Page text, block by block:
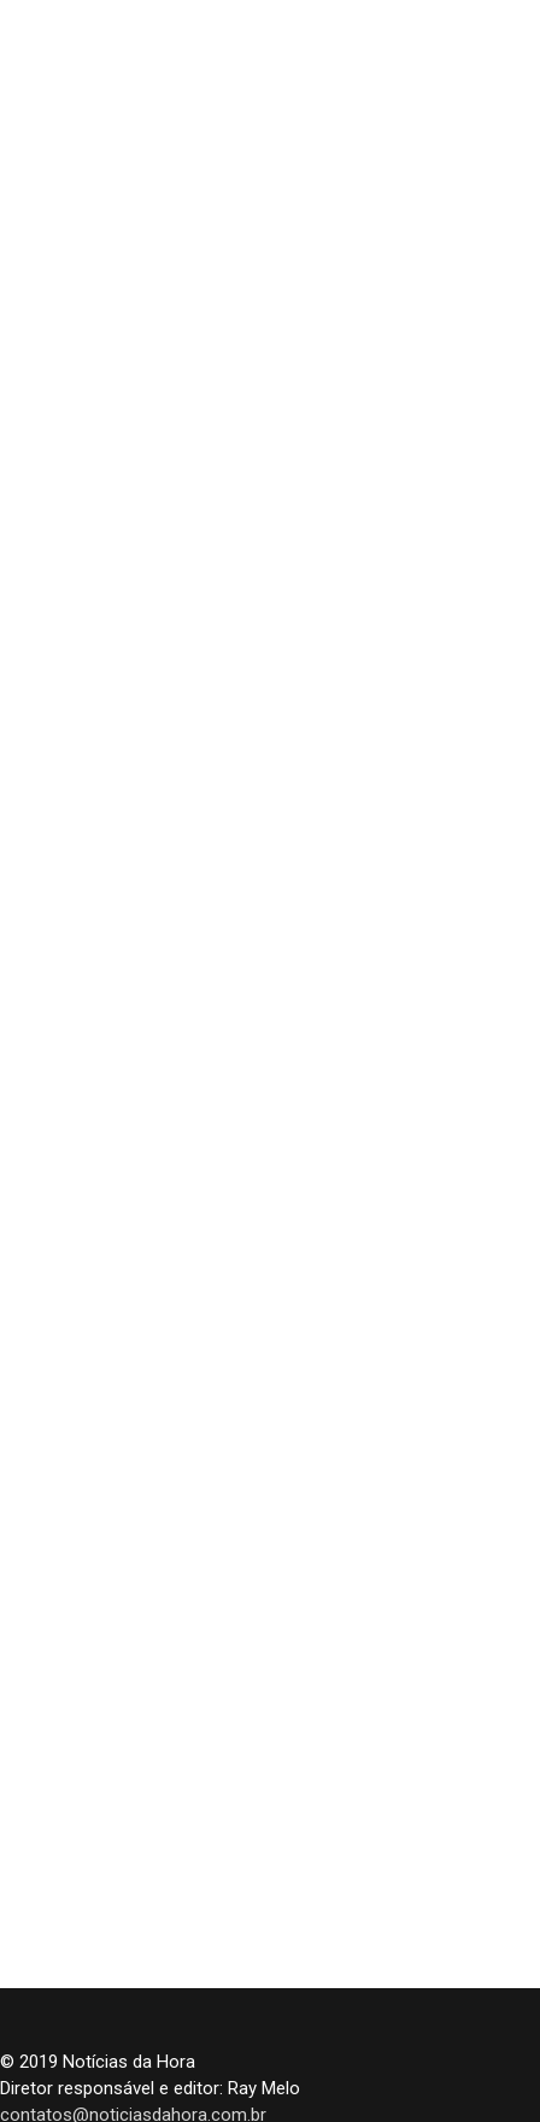
© 2019 Notícias da Hora
Diretor responsável e editor: Ray Melo
contatos@noticiasdahora.com.br